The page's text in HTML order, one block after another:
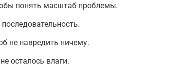
понять масштаб проблемы.
не навредить ничему.
осталось влаги.